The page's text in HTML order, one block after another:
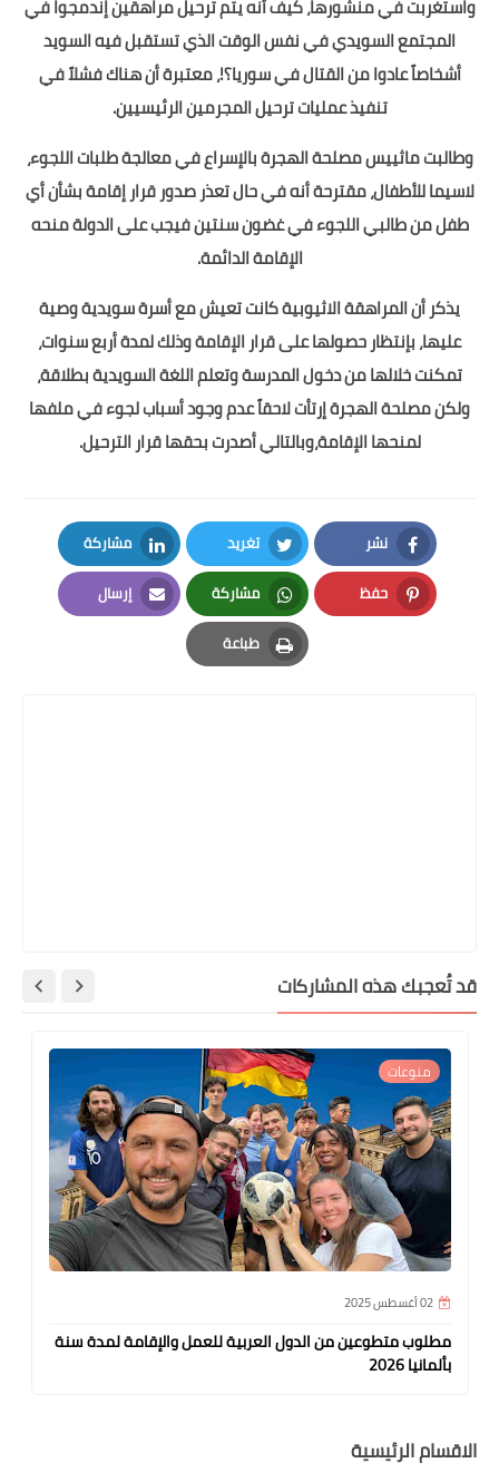
واستغربت في منشورها، كيف أنه يتم ترحيل مراهقين إندمجوا في
المجتمع السويدي في نفس الوقت الذي تستقبل فيه السويد
أشخاصاً عادوا من القتال في سوريا؟!، معتبرة أن هناك فشلاً في
تنفيذ عمليات ترحيل المجرمين الرئيسيين.
وطالبت ماثييس مصلحة الهجرة بالإسراع في معالجة طلبات اللجوء،
لاسيما للأطفال، مقترحة أنه في حال تعذر صدور قرار إقامة بشأن أي
طفل من طالبي اللجوء في غضون سنتين فيجب على الدولة منحه
الإقامة الدائمة.
يذكر أن المراهقة الاثيوبية كانت تعيش مع أسرة سويدية وصية
عليها، بإنتظار حصولها على قرار الإقامة وذلك لمدة أربع سنوات،
تمكنت خلالها من دخول المدرسة وتعلم اللغة السويدية بطلاقة،
ولكن مصلحة الهجرة إرتأت لاحقاً عدم وجود أسباب لجوء في ملفها
لمنحها الإقامة،وبالتالي أصدرت بحقها قرار الترحيل.
نشر
Facebook
تغريد
Twitter
مشاركة
LinkedIn
حفظ
Pinterest
مشاركة
Whatsapp
إرسال
Email
طباعة
Print
قد تُعجبك هذه المشاركات
منوعات
02 أغسطس 2025
مطلوب متطوعين من الدول العربية للعمل والإقامة لمدة سنة
بألمانيا 2026
الاقسام الرئيسية